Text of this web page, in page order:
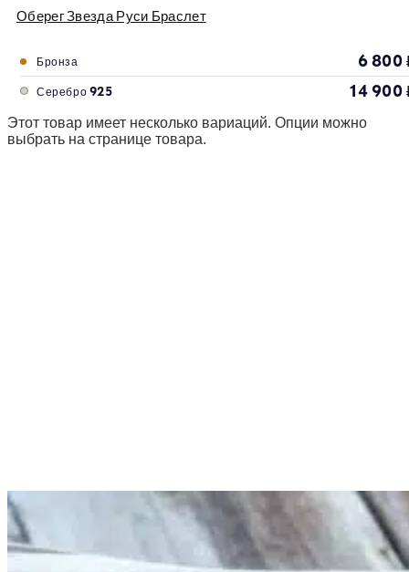
Оберег Звезда Руси Браслет
Бронза 6 800
Серебро 925 14 900
Этот товар имеет несколько вариаций. Опции можно
выбрать на странице товара.